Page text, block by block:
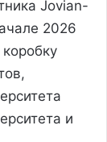
Jovian-
2026
и